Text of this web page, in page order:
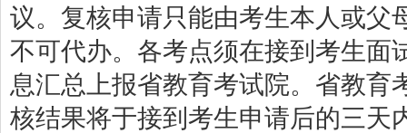
议。复核申请只能由考生本人或父
不可代办。各考点须在接到考生面
息汇总上报省教育考试院。省教育
核结果将于接到考生申请后的三天